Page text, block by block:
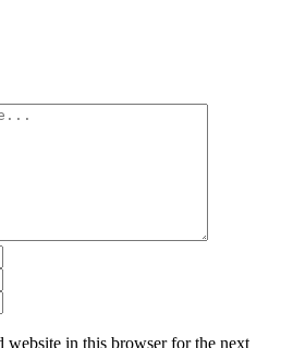
website in this browser for the next